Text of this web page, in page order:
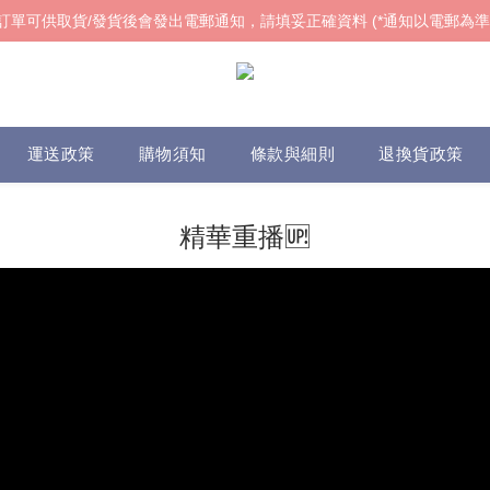
單可供取貨/發貨後會發出電郵通知，請填妥正確資料 (*通知以電郵為
單可供取貨/發貨後會發出電郵通知，請填妥正確資料 (*通知以電郵為
𝓌ℯ𝓁𝒸ℴ𝓂ℯ!
運送政策 購物須知 條款與細則 退換貨政策
精華重播🆙